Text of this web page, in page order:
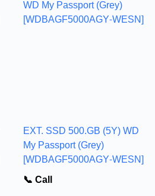
EXT. SSD 500.GB (5Y) WD
My Passport (Grey)
[WDBAGF5000AGY-WESN]
📞 Call